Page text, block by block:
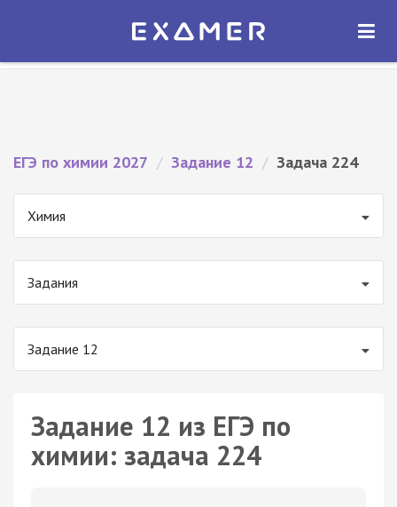
Экзамер — ЕГЭ 2027
ОТКРЫТЬ
ЕГЭ по химии 2027 / Задание 12 / Задача 224
Химия
Задания
Задание 12
Задание 12 из ЕГЭ по
химии: задача 224